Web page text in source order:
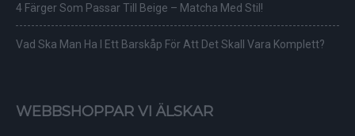
4 Färger Som Passar Till Beige – Matcha Med Stil!
Vad Ska Man Ha I Ett Barskåp För Att Det Skall Vara Komplett?
WEBBSHOPPAR VI ÄLSKAR